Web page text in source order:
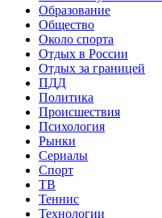
Образование
Общество
Около спорта
Отдых в России
Отдых за границей
ПДД
Политика
Происшествия
Психология
Рынки
Сериалы
Спорт
ТВ
Теннис
Технологии